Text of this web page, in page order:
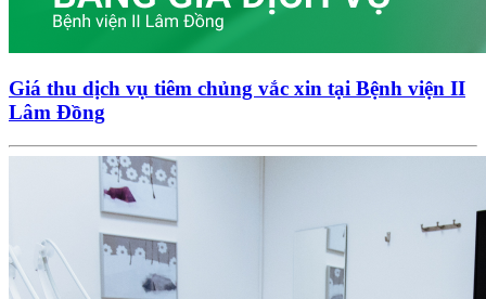
Giá thu dịch vụ tiêm chủng vắc xin tại Bệnh viện II
Lâm Đồng